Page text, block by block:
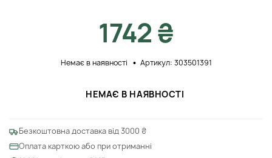
1742 ₴
Немає в наявності Артикул: 303501391
НЕМАЄ В НАЯВНОСТІ
Безкоштовна доставка від 3000 ₴
Оплата карткою або при отриманні